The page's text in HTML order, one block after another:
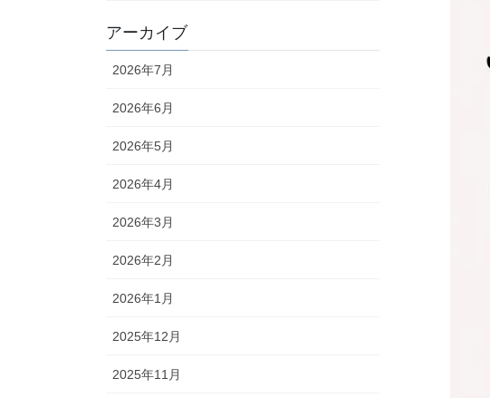
アーカイブ
2026年7月
2026年6月
2026年5月
2026年4月
2026年3月
2026年2月
2026年1月
2025年12月
2025年11月